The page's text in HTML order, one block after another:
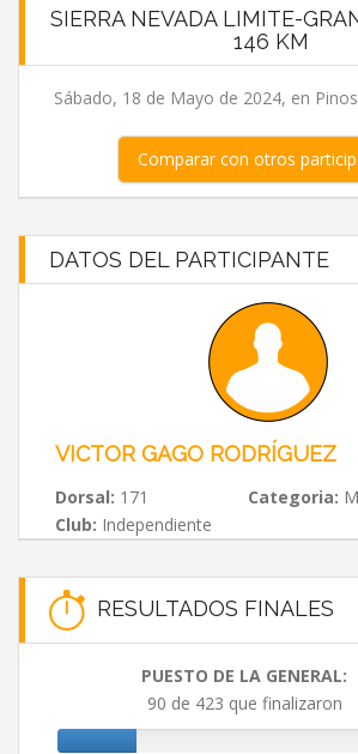
SIERRA NEVADA LIMITE-
146 KM
Sábado, 18 de Mayo de 2024, en
Comparar con otros
DATOS DEL PARTICIPANTE
VICTOR GAGO RODRÍGUEZ
Dorsal: 171 Categoria:
Club: Independiente
RESULTADOS FINALES
PUESTO DE LA GENERAL:
90 de 423 que finalizaron